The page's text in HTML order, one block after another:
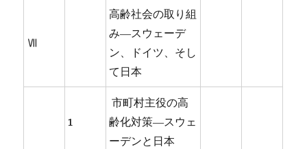
Ⅶ
高齢社会の取り組
み―スウェーデ
ン、ドイツ、そし
て日本
1
市町村主役の高
齢化対策―スウェ
ーデンと日本